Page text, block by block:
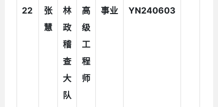
22
张
慧
林
政
稽
查
大
队
高
级
工
程
师
事业 YN240603